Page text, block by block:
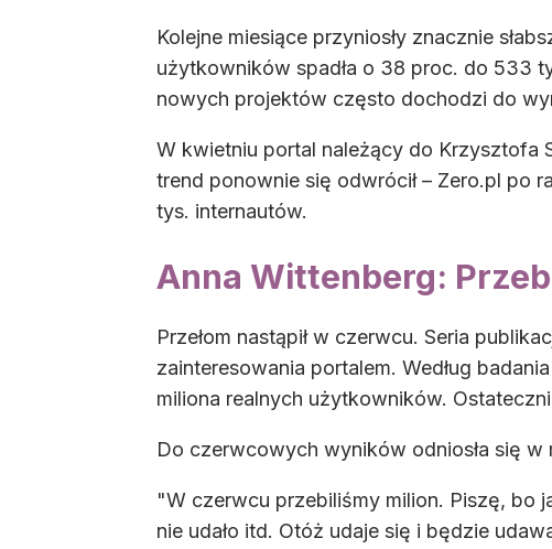
Kolejne miesiące przyniosły znacznie
użytkowników spadła o 38 proc. do 533
nowych projektów często dochodzi do
W kwietniu portal należący do Krzysztofa
trend ponownie się odwrócił – Zero.pl po
tys. internautów.
Anna Wittenberg:
Przełom nastąpił w czerwcu. Seria
zainteresowania portalem. Według
miliona realnych użytkowników.
Do czerwcowych wyników odniosła się
"W czerwcu przebiliśmy milion. Piszę, bo
nie udało itd. Otóż udaje się i będzie